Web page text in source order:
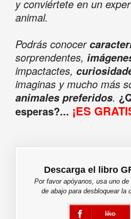
y conviértete en un
animal.
Podrás conocer
sorprendentes,
impactactes,
imaginas y mucho más
animales preferidos.
esperas?... ¡ES
Descarga el libro
Por favor apóyanos, usa uno de
de abajo para desbloquear la
like
error